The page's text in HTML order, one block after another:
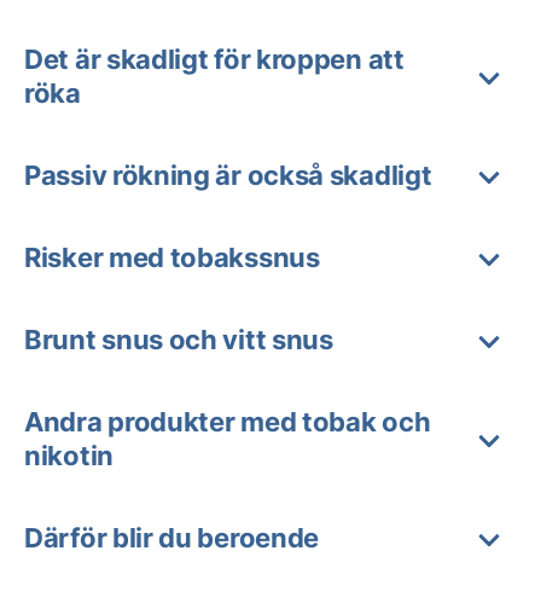
Det är skadligt för kroppen att
röka
Passiv rökning är också skadligt
Risker med tobakssnus
Brunt snus och vitt snus
Andra produkter med tobak och
nikotin
Därför blir du beroende